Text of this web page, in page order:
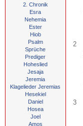
2. Chronik
Esra
Nehemia
Ester
Hiob
Psalm
Sprüche
Prediger
Hoheslied
Jesaja
Jeremia
Klagelieder Jeremias
Hesekiel
Daniel
Hosea
Joel
Amos
2
3